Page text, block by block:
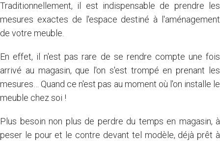
Traditionnellement, il est indispensable de prendre les
mesures exactes de l'espace destiné à l'aménagement
de votre meuble.
En effet, il n'est pas rare de se rendre compte une fois
arrivé au magasin, que l'on s'est trompé en prenant les
mesures… Quand ce n'est pas au moment où l'on installe le
meuble chez soi !
Plus besoin non plus de perdre du temps en magasin, à
peser le pour et le contre devant tel modèle, déjà prêt à